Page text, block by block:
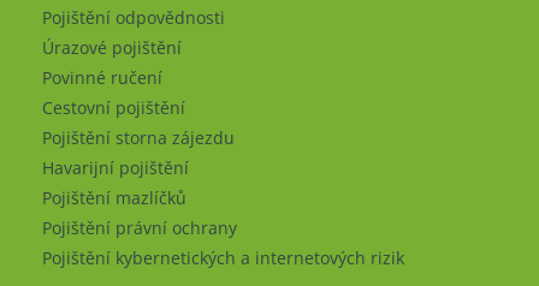
Pojištění odpovědnosti
Úrazové pojištění
Povinné ručení
Cestovní pojištění
Pojištění storna zájezdu
Havarijní pojištění
Pojištění mazlíčků
Pojištění právní ochrany
Pojištění kybernetických a internetových rizik